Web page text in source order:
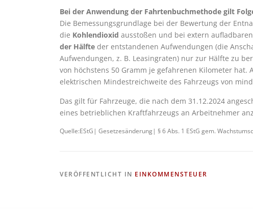
Bei der Anwendung der Fahrtenbuchmethode gilt
Die Bemessungsgrundlage bei der Bewertung der
die Kohlendioxid ausstoßen und bei extern
der Hälfte der entstandenen Aufwendungen (die
Aufwendungen, z. B. Leasingraten) nur zur Hälfte zu
von höchstens 50 Gramm je gefahrenen Kilometer
elektrischen Mindestreichweite des Fahrzeugs von
Das gilt für Fahrzeuge, die nach dem 31.12.2024
eines betrieblichen Kraftfahrzeugs an Arbeitnehmer
Quelle:EStG| Gesetzesänderung| § 6 Abs. 1 EStG gem.
VERÖFFENTLICHT IN EINKOMMENSTEUER